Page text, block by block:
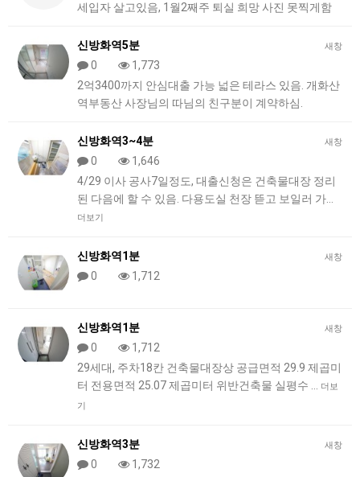
세입자 살고있음, 1월2째주 퇴실 희망 사진 못찍게함
새창
신방화역5분
0
1,773
2억3400까지 안심대출 가능 넓은 테라스 있음. 개화산
역부동산 사장님의 따님의 친구분이 계약하심.
새창
신방화역3~4분
0
1,646
4/29 이사 공사7일정도, 대출신청은 건축물대장 정리
된 다음에 할 수 있음. 다용도실 천장 뜯고 보일러 가…
더보기
새창
신방화역1분
0
1,712
새창
신방화역1분
0
1,712
29세대, 주차18칸 건축물대장상 공급면적 29.9 제곱미
터 전용면적 25.07 제곱미터 위반건축물 실평수 …
더보
기
새창
신방화역3분
0
1,732